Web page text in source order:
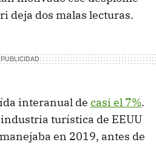
deja dos malas lecturas.
interanual de casi el 7%.
turística de EEUU
en 2019, antes de